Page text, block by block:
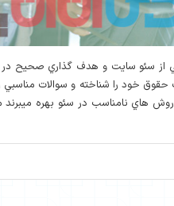
از سئو سايت و هدف گذاري صحيح در
خود را شناخته و سوالات مناسبي
هاي نامناسب در سئو بهره ميبرند